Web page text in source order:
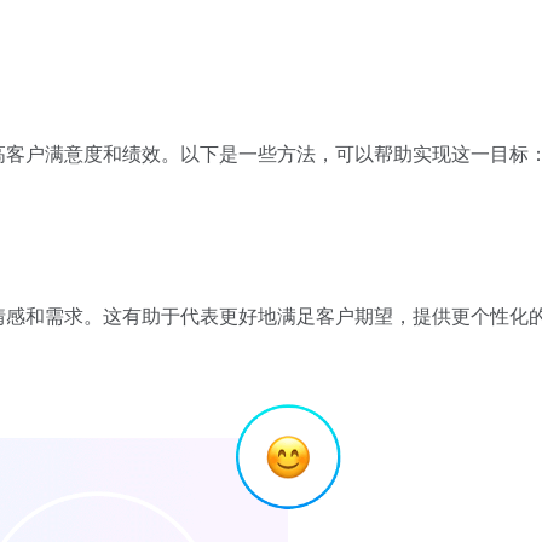
户满意度和绩效。以下是一些方法，可以帮助实现这一目标：
和需求。这有助于代表更好地满足客户期望，提供更个性化